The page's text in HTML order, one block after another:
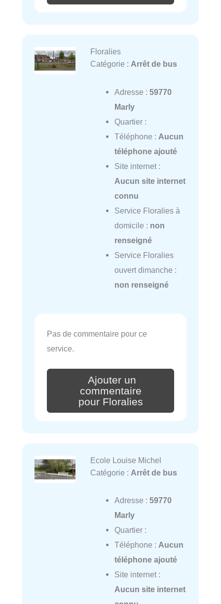
Floralies
Catégorie : Arrêt de bus
Adresse : 59770
Marly
Quartier :
Téléphone : Aucun
téléphone ajouté
Site internet :
Aucun site internet
connu
Service Floralies à
domicile : non
renseigné
Service Floralies
ouvert dimanche :
non renseigné
Pas de commentaire pour ce
service.
Ajouter un
commentaire
pour Floralies
Ecole Louise Michel
Catégorie : Arrêt de bus
Adresse : 59770
Marly
Quartier :
Téléphone : Aucun
téléphone ajouté
Site internet :
Aucun site internet